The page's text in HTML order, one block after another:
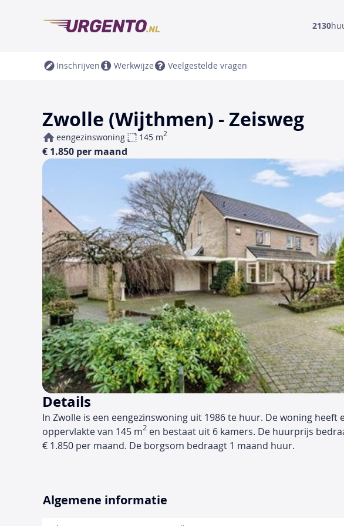
2130
Inschrijven Werkwijze Veelgestelde vragen
Zwolle (Wijthmen) - Zeisweg
eengezinswoning 145 m2
€ 1.850 per maand
Details
In Zwolle is een eengezinswoning uit 1986 te huur. De woning heeft
oppervlakte van 145 m2 en bestaat uit 6 kamers. De huurprijs
€ 1.850 per maand. De borgsom bedraagt 1 maand huur.
Algemene informatie